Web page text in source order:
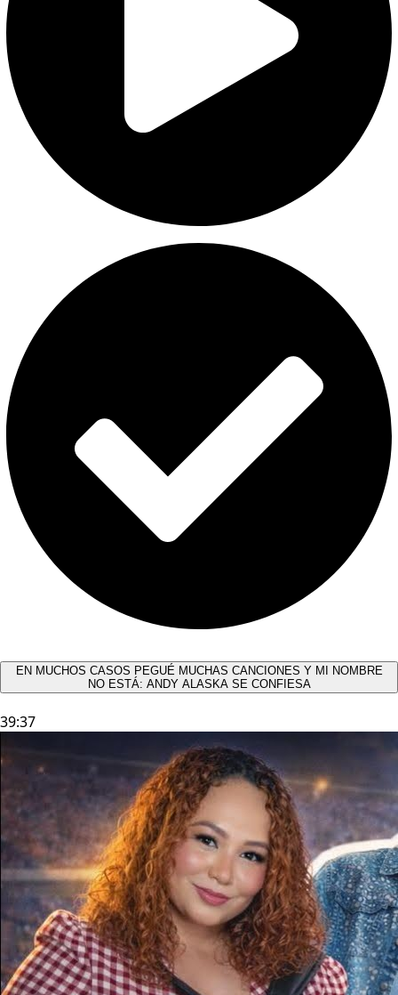
EN MUCHOS CASOS PEGUÉ MUCHAS CANCIONES Y MI NOMBRE
NO ESTÁ: ANDY ALASKA SE CONFIESA​
39:37